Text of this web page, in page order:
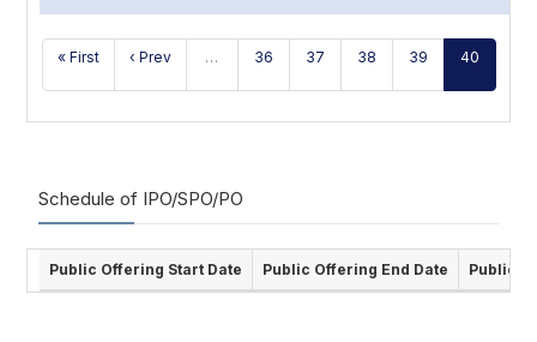
« First ‹ Prev … 36 37 38 39 40
Schedule of IPO/SPO/PO
Public Offering Start Date Public Offering End Date Public